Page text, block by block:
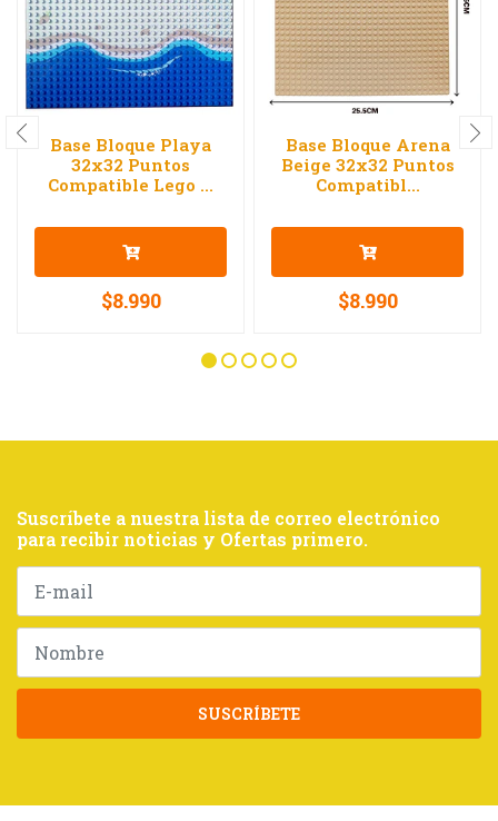
Base Bloque Playa
32x32 Puntos
Compatible Lego ...
$8.990
Base Bloque Arena
Beige 32x32 Puntos
Compatibl...
$8.990
Suscríbete a nuestra lista de correo electrónico
para recibir noticias y Ofertas primero.
SUSCRÍBETE